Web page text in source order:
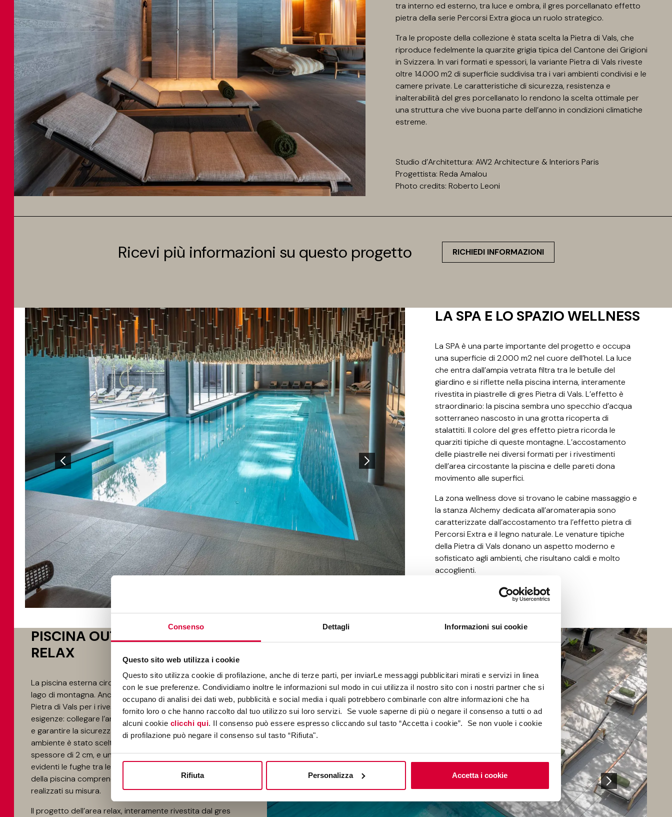
Consenso Dettagli Informazioni sui cookie
Questo sito web utilizza i cookie
Questo sito utilizza cookie di profilazione, anche di terze parti, per inviarLe messaggi pubblicitari mirati e servizi in linea
con le sue preferenze. Condividiamo inoltre le informazioni sul modo in cui utilizza il nostro sito con i nostri partner che si
occupano di analisi dei dati web, pubblicità e social media i quali potrebbero combinarle con altre informazioni che ha
fornito loro o che hanno raccolto dal tuo utilizzo sui loro servizi. Se vuole saperne di più o negare il consenso a tutti o ad
alcuni cookie clicchi qui. Il consenso può essere espresso cliccando sul tasto “Accetta i cookie”. Se non vuole i cookie
di profilazione può negare il consenso sul tasto “Rifiuta".
Rifiuta Personalizza Accetta i cookie
tra interno ed esterno, tra luce e ombra, il gres porcellanato effetto
pietra della serie Percorsi Extra gioca un ruolo strategico.
Tra le proposte della collezione è stata scelta la Pietra di Vals, che
riproduce fedelmente la quarzite grigia tipica del Cantone dei Grigioni
in Svizzera. In vari formati e spessori, la variante Pietra di Vals riveste
oltre 14.000 m2 di superficie suddivisa tra i vari ambienti condivisi e le
camere private. Le caratteristiche di sicurezza, resistenza e
inalterabilità del gres porcellanato lo rendono la scelta ottimale per
una struttura che vive buona parte dell’anno in condizioni climatiche
estreme.
Studio d’Architettura: AW2 Architecture & Interiors Paris
Progettista: Reda Amalou
Photo credits: Roberto Leoni
Ricevi più informazioni su questo progetto RICHIEDI INFORMAZIONI
LA SPA E LO SPAZIO WELLNESS
La SPA è una parte importante del progetto e occupa
una superficie di 2.000 m2 nel cuore dell’hotel. La luce
che entra dall’ampia vetrata filtra tra le betulle del
giardino e si riflette nella piscina interna, interamente
rivestita in piastrelle di gres Pietra di Vals. L’effetto è
straordinario: la piscina sembra uno specchio d’acqua
sotterraneo nascosto in una grotta ricoperta di
stalattiti. Il colore del gres effetto pietra ricorda le
quarziti tipiche di queste montagne. L’accostamento
delle piastrelle nei diversi formati per i rivestimenti
dell’area circostante la piscina e delle pareti dona
movimento alle superfici.
La zona wellness dove si trovano le cabine massaggio e
la stanza Alchemy dedicata all’aromaterapia sono
caratterizzate dall’accostamento tra l’effetto pietra di
Percorsi Extra e il legno naturale. Le venature tipiche
della Pietra di Vals donano un aspetto moderno e
sofisticato agli ambienti, che risultano caldi e molto
accoglienti.
PISCINA OUTDOOR E AREA
RELAX
La piscina esterna circondata dall’area relax ricorda un
lago di montagna. Anche in questo caso, l’utilizzo della
Pietra di Vals per i rivestimenti outdoor soddisfa due
esigenze: collegare l’architettura alla natura autoctona
e garantire la sicurezza degli ospiti. Per questo
ambiente è stato scelto un unico formato con
spessore di 2 cm, e una posa speciale che rende più
evidenti le fughe tra le piastrelle. Inoltre, il rivestimento
della piscina comprende alcuni formati speciali
realizzati su misura.
Il progetto dell’area relax, interamente rivestita dal gres